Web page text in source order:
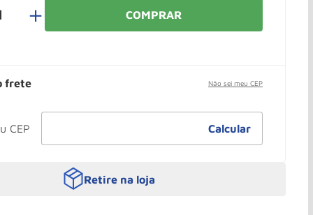
＋ COMPRAR
frete Não sei meu CEP
Retire na loja